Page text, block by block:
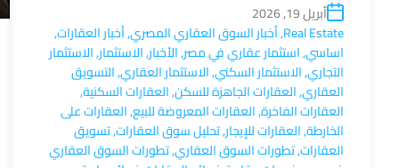
أبريل 19, 2026
Real Estate
,أخبار السوق العقاري المصري,أخبار العقارات,
اساسي,استثمار عقاري في مصر,الأخبار,الاستثمار,الاستثمار
التجاري,الاستثمار السكني,الاستثمار العقاري,التسويق
العقاري,العقارات الجاهزة للسكن,العقارات السكنية,
العقارات الفاخرة,العقارات المعروضة للبيع,العقارات على
الخارطة,العقارات للإيجار,تحليل سوق العقارات,تسويق
العقارات,تطورات السوق العقاري,تطورات السوق العقاري